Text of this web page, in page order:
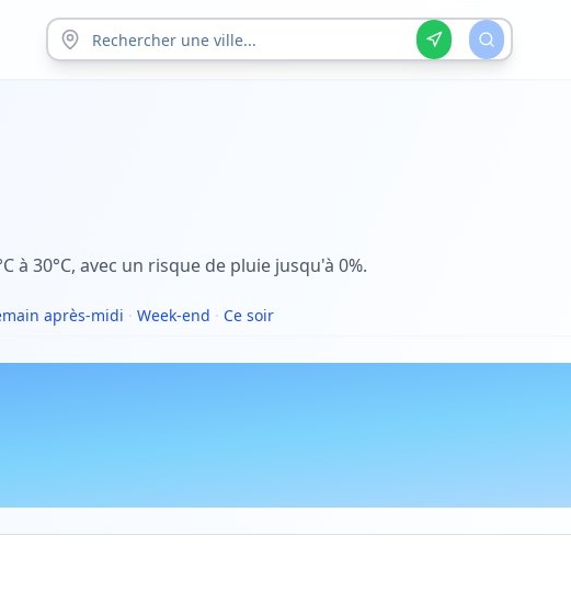
à 30°C, avec un risque de pluie jusqu'à 0%.
après-midi · Week-end · Ce soir